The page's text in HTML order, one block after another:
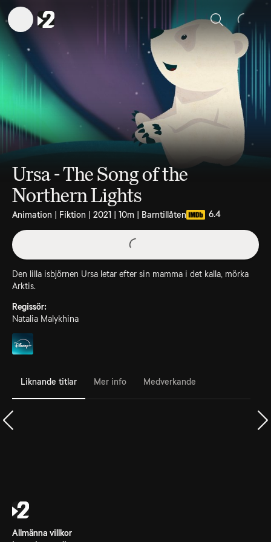
Sök
Ursa - The Song of the
Northern Lights
Animation | Fiktion | 2021 | 10m | Barntillåten 6.4
Den lilla isbjörnen Ursa letar efter sin mamma i det kalla, mörka
Arktis.
Regissör:
Natalia Malykhina
Liknande titlar Mer info Medverkande
Allmänna villkor